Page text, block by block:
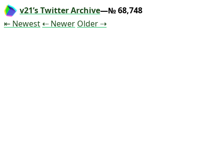
v21’s Twitter Archive—№ 68,748
⇤ NewestTweet
⇠ NewerTweet
OlderTweet
⇢